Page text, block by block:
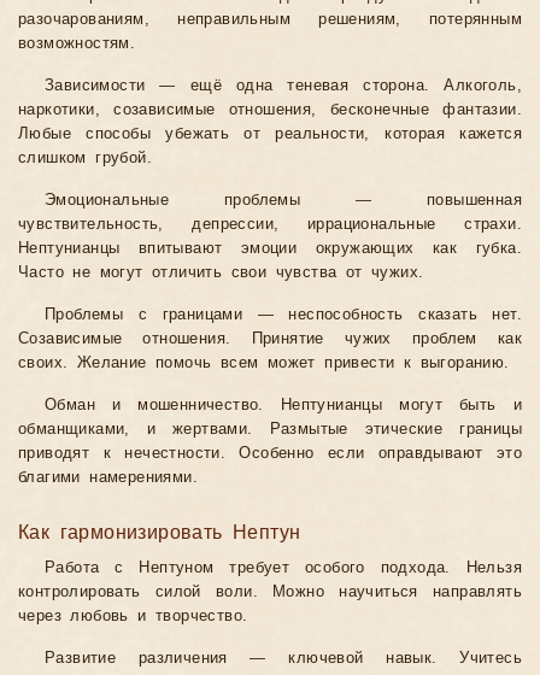
разочарованиям, неправильным решениям, потерянным
возможностям.
Зависимости — ещё одна теневая сторона. Алкоголь,
наркотики, созависимые отношения, бесконечные фантазии.
Любые способы убежать от реальности, которая кажется
слишком грубой.
Эмоциональные проблемы — повышенная
чувствительность, депрессии, иррациональные страхи.
Нептунианцы впитывают эмоции окружающих как губка.
Часто не могут отличить свои чувства от чужих.
Проблемы с границами — неспособность сказать нет.
Созависимые отношения. Принятие чужих проблем как
своих. Желание помочь всем может привести к выгоранию.
Обман и мошенничество. Нептунианцы могут быть и
обманщиками, и жертвами. Размытые этические границы
приводят к нечестности. Особенно если оправдывают это
благими намерениями.
Как гармонизировать Нептун
Работа с Нептуном требует особого подхода. Нельзя
контролировать силой воли. Можно научиться направлять
через любовь и творчество.
Развитие различения — ключевой навык. Учитесь